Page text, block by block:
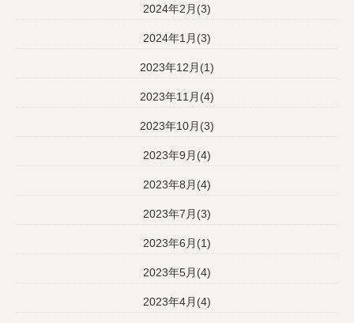
2024年2月(3)
2024年1月(3)
2023年12月(1)
2023年11月(4)
2023年10月(3)
2023年9月(4)
2023年8月(4)
2023年7月(3)
2023年6月(1)
2023年5月(4)
2023年4月(4)